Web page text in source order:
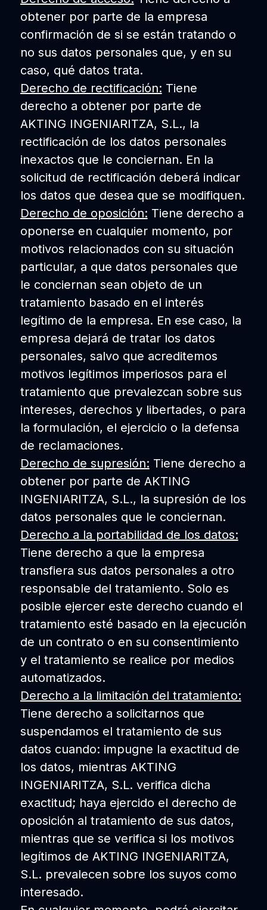
obtener por parte de la empresa
confirmación de si se están tratando o
no sus datos personales que, y en su
caso, qué datos trata.
Derecho de rectificación: Tiene
derecho a obtener por parte de
AKTING INGENIARITZA, S.L., la
rectificación de los datos personales
inexactos que le conciernan. En la
solicitud de rectificación deberá indicar
los datos que desea que se modifiquen.
Derecho de oposición: Tiene derecho a
oponerse en cualquier momento, por
motivos relacionados con su situación
particular, a que datos personales que
le conciernan sean objeto de un
tratamiento basado en el interés
legítimo de la empresa. En ese caso, la
empresa dejará de tratar los datos
personales, salvo que acreditemos
motivos legítimos imperiosos para el
tratamiento que prevalezcan sobre sus
intereses, derechos y libertades, o para
la formulación, el ejercicio o la defensa
de reclamaciones.
Derecho de supresión: Tiene derecho a
obtener por parte de AKTING
INGENIARITZA, S.L., la supresión de los
datos personales que le conciernan.
Derecho a la portabilidad de los datos:
Tiene derecho a que la empresa
transfiera sus datos personales a otro
responsable del tratamiento. Solo es
posible ejercer este derecho cuando el
tratamiento esté basado en la ejecución
de un contrato o en su consentimiento
y el tratamiento se realice por medios
automatizados.
Derecho a la limitación del tratamiento:
Tiene derecho a solicitarnos que
suspendamos el tratamiento de sus
datos cuando: impugne la exactitud de
los datos, mientras AKTING
INGENIARITZA, S.L. verifica dicha
exactitud; haya ejercido el derecho de
oposición al tratamiento de sus datos,
mientras que se verifica si los motivos
legítimos de AKTING INGENIARITZA,
S.L. prevalecen sobre los suyos como
interesado.